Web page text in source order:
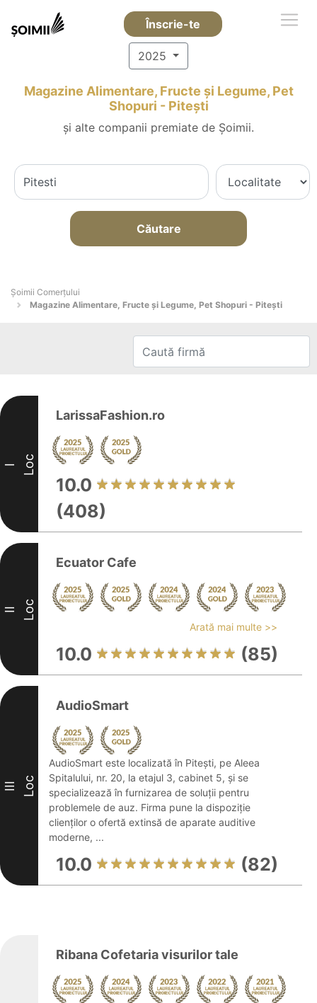
Înscrie-te
2025
Magazine Alimentare, Fructe și Legume, Pet
Shopuri - Piteşti
și alte companii premiate de Șoimii.
Căutare
Șoimii Comerțului
Magazine Alimentare, Fructe și Legume, Pet Shopuri - Piteşti
I Loc
LarissaFashion.ro
10.0
(408)
II Loc
Ecuator Cafe
Arată mai multe >>
10.0 (85)
III Loc
AudioSmart
AudioSmart este localizată în Pitești, pe Aleea
Spitalului, nr. 20, la etajul 3, cabinet 5, și se
specializează în furnizarea de soluții pentru
problemele de auz. Firma pune la dispoziție
clienților o ofertă extinsă de aparate auditive
moderne, ...
10.0 (82)
Ribana Cofetaria visurilor tale